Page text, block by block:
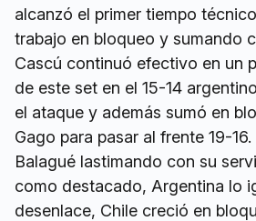
alcanzó el primer tiempo
trabajo en bloqueo y sumando
Cascú continuó efectivo en un
de este set en el 15-14
el ataque y además sumó en
Gago para pasar al frente 19-
Balagué lastimando con su
como destacado, Argentina lo
desenlace, Chile creció en